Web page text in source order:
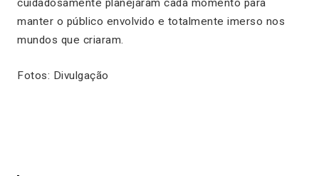
cuidadosamente planejaram cada momento para
manter o público envolvido e totalmente imerso nos
mundos que criaram.
Fotos: Divulgação